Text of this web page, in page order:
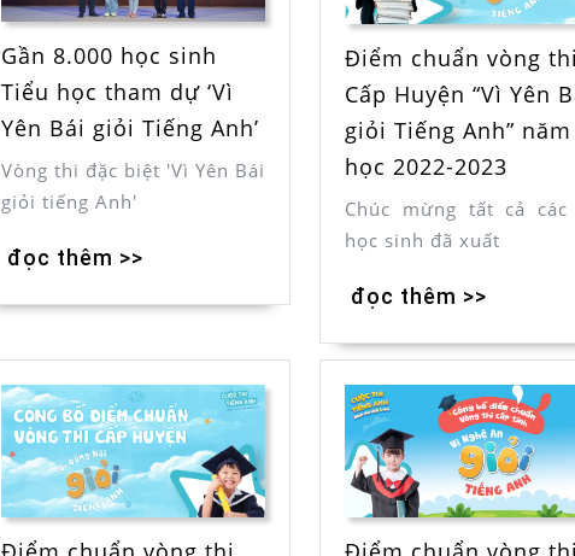
Gần 8.000 học sinh
Tiểu học tham dự ‘Vì
Yên Bái giỏi Tiếng Anh’
Vòng thi đặc biệt 'Vì Yên Bái
giỏi tiếng Anh'
đọc thêm >>
Điểm chuẩn vòng
Cấp Huyện “Vì Yên
giỏi Tiếng Anh” năm
học 2022-2023
Chúc mừng tất cả các
học sinh đã xuất
đọc thêm >>